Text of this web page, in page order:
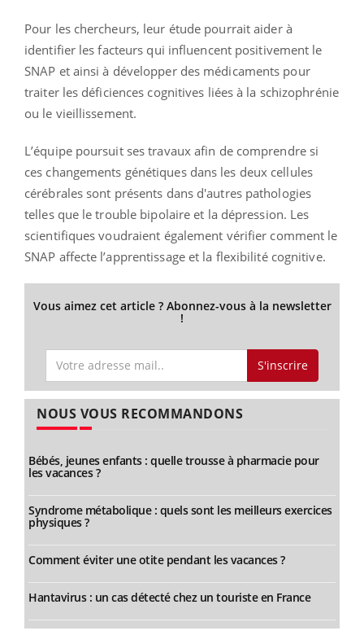
Pour les chercheurs, leur étude pourrait aider à
identifier les facteurs qui influencent positivement le
SNAP et ainsi à développer des médicaments pour
traiter les déficiences cognitives liées à la schizophrénie
ou le vieillissement.
L’équipe poursuit ses travaux afin de comprendre si
ces changements génétiques dans les deux cellules
cérébrales sont présents dans d'autres pathologies
telles que le trouble bipolaire et la dépression. Les
scientifiques voudraient également vérifier comment le
SNAP affecte l’apprentissage et la flexibilité cognitive.
Vous aimez cet article ? Abonnez-vous à la newsletter
!
S'inscrire
NOUS VOUS RECOMMANDONS
Bébés, jeunes enfants : quelle trousse à pharmacie pour
les vacances ?
Syndrome métabolique : quels sont les meilleurs exercices
physiques ?
Comment éviter une otite pendant les vacances ?
Hantavirus : un cas détecté chez un touriste en France